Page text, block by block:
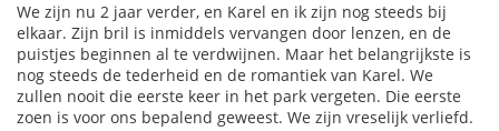
We zijn nu 2 jaar verder, en Karel en ik zijn nog steeds bij
elkaar. Zijn bril is inmiddels vervangen door lenzen, en de
puistjes beginnen al te verdwijnen. Maar het belangrijkste is
nog steeds de tederheid en de romantiek van Karel. We
zullen nooit die eerste keer in het park vergeten. Die eerste
zoen is voor ons bepalend geweest. We zijn vreselijk verliefd.